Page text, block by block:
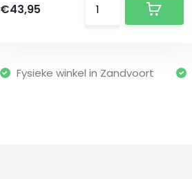
€43,95
Fysieke winkel in Zandvoort